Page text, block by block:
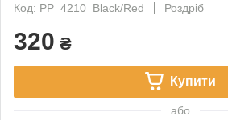
Код: PP_4210_Black/Red
Роздріб
320 ₴
Купити
або